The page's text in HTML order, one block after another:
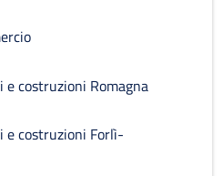
costruzioni Romagna
e costruzioni Forlì-